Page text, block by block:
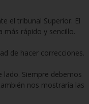
el tribunal Superior. El
más rápido y sencillo.
de hacer correcciones.
Siempre debemos
nos mostraría las